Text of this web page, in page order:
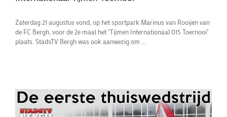
Zaterdag 21 augustus vond, op het sportpark Marinus van Rooijen van
de FC Bergh, voor de 2e maal het "Tijmen Internationaal 015 Toernooi"
plaats. StadsTV Bergh was ook aanwezig om ...